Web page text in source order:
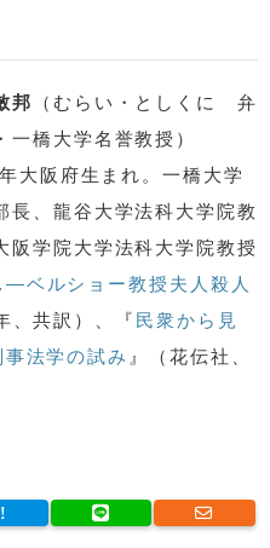
邦
（むらい・としくに 弁
一橋大学名誉教授）
大阪府生まれ。一橋大学
長、龍谷大学法科大学院教
阪学院大学法科大学院教授
ベルショー教授夫人殺人
、共訳）、『 民衆から見
法学の試み 』（花伝社、